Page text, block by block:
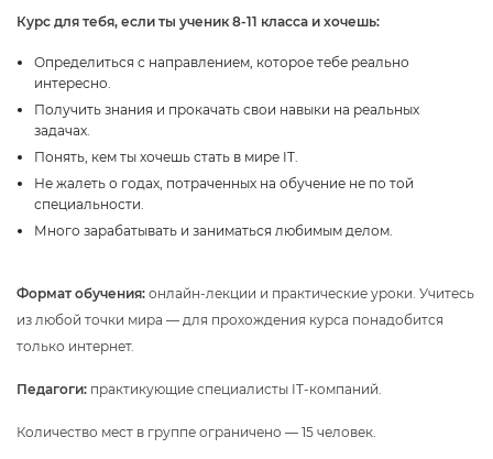
Курс для тебя, если ты ученик 8-11 класса и хочешь:
Определиться с направлением, которое тебе реально
интересно.
Получить знания и прокачать свои навыки на реальных
задачах.
Понять, кем ты хочешь стать в мире IT.
Не жалеть о годах, потраченных на обучение не по той
специальности.
Много зарабатывать и заниматься любимым делом.
Формат обучения: онлайн-лекции и практические уроки. Учитесь
из любой точки мира — для прохождения курса понадобится
только интернет.
Педагоги: практикующие специалисты IT-компаний.
Количество мест в группе ограничено — 15 человек.